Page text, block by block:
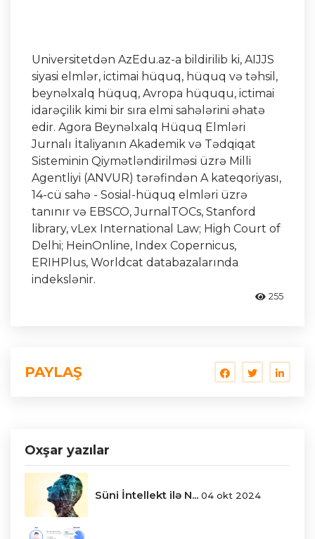
Universitetdən AzEdu.az-a bildirilib ki, AIJJS
siyasi elmlər, ictimai hüquq, hüquq və təhsil,
beynəlxalq hüquq, Avropa hüququ, ictimai
idarəçilik kimi bir sıra elmi sahələrini əhatə
edir. Agora Beynəlxalq Hüquq Elmləri
Jurnalı İtaliyanın Akademik və Tədqiqat
Sisteminin Qiymətləndirilməsi üzrə Milli
Agentliyi (ANVUR) tərəfindən A kateqoriyası,
14-cü sahə - Sosial-hüquq elmləri üzrə
tanınır və EBSCO, JurnalTOCs, Stanford
library, vLex International Law; High Court of
Delhi; HeinOnline, Index Copernicus,
ERIHPlus, Worldcat databazalarında
indekslənir.
255
PAYLAŞ
Oxşar yazılar
Süni İntellekt ilə N... 04 okt 2024